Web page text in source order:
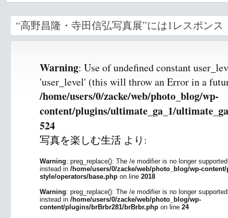
“高野昌隆・寺田信弘写真展”には1レスポンス
Warning: Use of undefined constant
'user_level' (this will throw an Error in a
/home/users/0/zacke/web/photo_blog/wp-
content/plugins/ultimate_ga_1/
524
写真を楽しむ生活 より:
Warning: preg_replace(): The /e modifier is no longer
instead in /home/users/0/zacke/web/photo_blog/wp-
style/operators/base.php on line 2018
Warning: preg_replace(): The /e modifier is no longer
instead in /home/users/0/zacke/web/photo_blog/wp-
content/plugins/brBrbr281/brBrbr.php on line 24